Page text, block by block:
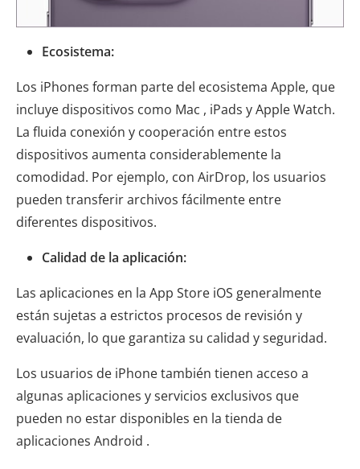
Ecosistema:
Los iPhones forman parte del ecosistema Apple, que
incluye dispositivos como Mac , iPads y Apple Watch.
La fluida conexión y cooperación entre estos
dispositivos aumenta considerablemente la
comodidad. Por ejemplo, con AirDrop, los usuarios
pueden transferir archivos fácilmente entre
diferentes dispositivos.
Calidad de la aplicación:
Las aplicaciones en la App Store iOS generalmente
están sujetas a estrictos procesos de revisión y
evaluación, lo que garantiza su calidad y seguridad.
Los usuarios de iPhone también tienen acceso a
algunas aplicaciones y servicios exclusivos que
pueden no estar disponibles en la tienda de
aplicaciones Android .